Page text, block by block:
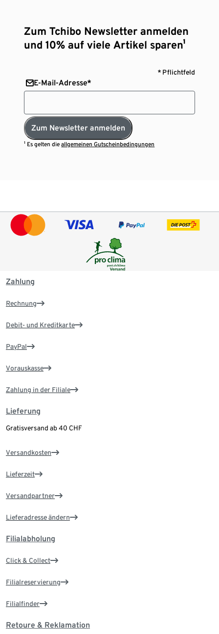
Zum Tchibo Newsletter anmelden
und 10% auf viele Artikel sparen¹
* Pflichtfeld
E-Mail-Adresse*
Zum Newsletter anmelden
¹ Es gelten dieallgemeinen Gutscheinbedingungen
Zahlung
Rechnung
Debit- und Kreditkarte
PayPal
Vorauskasse
Zahlung in der Filiale
Lieferung
Gratisversand ab 40 CHF
Versandkosten
Lieferzeit
Versandpartner
Lieferadresse ändern
Filialabholung
Click & Collect
Filialreservierung
Filialfinder
Retoure & Reklamation